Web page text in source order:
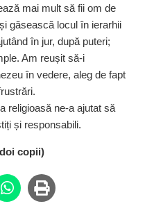
mai mult să fii om de
găsească locul în ierarhii
în jur, după puteri;
Am reușit să-i
în vedere, aleg de fapt
religioasă ne-a ajutat să
și responsabili.
copii)